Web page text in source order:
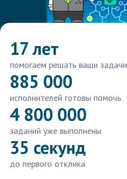
17 лет
помогаем решать ваши задачи
885 000
исполнителей готовы помочь
4 800 000
заданий уже выполнены
35 секунд
до первого отклика